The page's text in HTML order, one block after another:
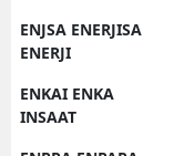
ENJSA ENERJISA
ENERJI
ENKAI ENKA
INSAAT